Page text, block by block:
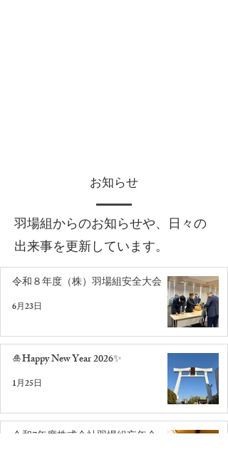
お知らせ
羽場組からのお知らせや、日々の
出来事を更新しています。
令和８年度（株）羽場組安全大会
6月23日
🎍Happy New Year 2026✨
1月25日
令和7年度株式会社羽場組忘年会